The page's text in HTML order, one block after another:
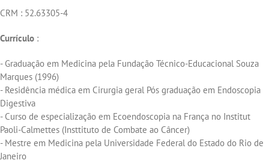
CRM : 52.63305-4
Currículo:
- Graduação em Medicina pela Fundação Técnico-Educacional Souza
Marques (1996)
- Residência médica em Cirurgia geral Pós graduação em Endoscopia
Digestiva
- Curso de especialização em Ecoendoscopia na França no Institut
Paoli-Calmettes (Insttituto de Combate ao Câncer)
- Mestre em Medicina pela Universidade Federal do Estado do Rio de
Janeiro